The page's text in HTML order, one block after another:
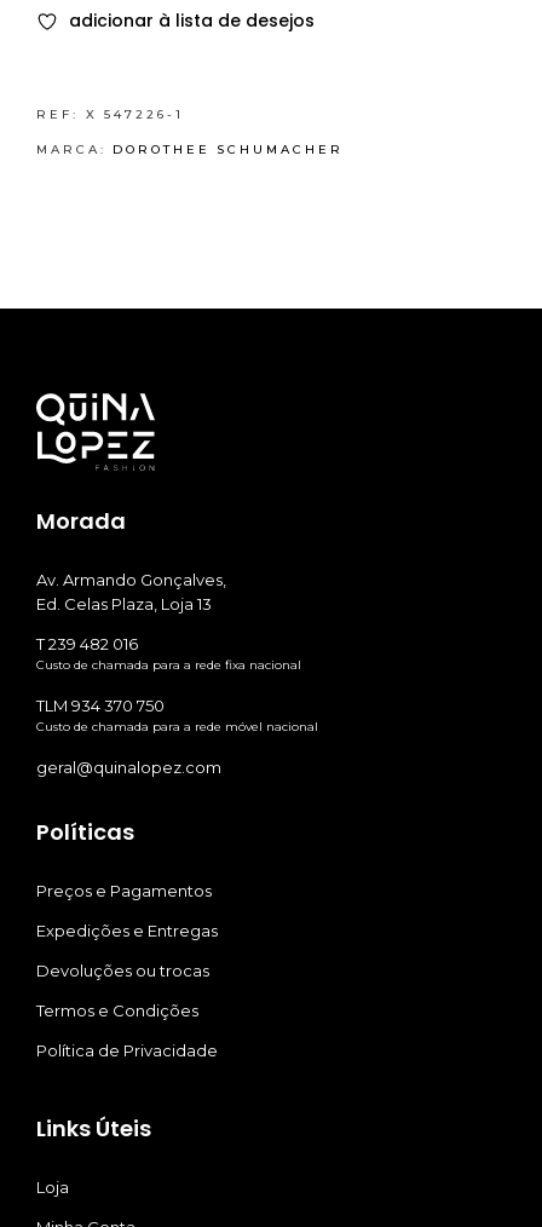
adicionar à lista de desejos
REF: X 547226-1
MARCA: DOROTHEE SCHUMACHER
Morada
Av. Armando Gonçalves,
Ed. Celas Plaza, Loja 13
T 239 482 016
Custo de chamada para a rede fixa nacional
TLM 934 370 750
Custo de chamada para a rede móvel nacional
geral@quinalopez.com
Políticas
Preços e Pagamentos
Expedições e Entregas
Devoluções ou trocas
Termos e Condições
Política de Privacidade
Links Úteis
Loja